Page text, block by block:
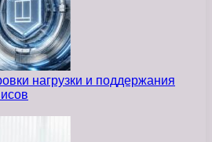
нагрузки и поддержания